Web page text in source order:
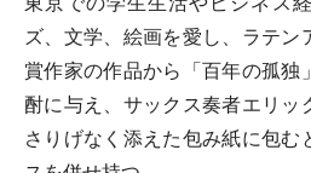
ズ、文学、絵画を愛し、ラテン
賞作家の作品から「百年の孤独
酎に与え、サックス奏者エリッ
さりげなく添えた包み紙に包む